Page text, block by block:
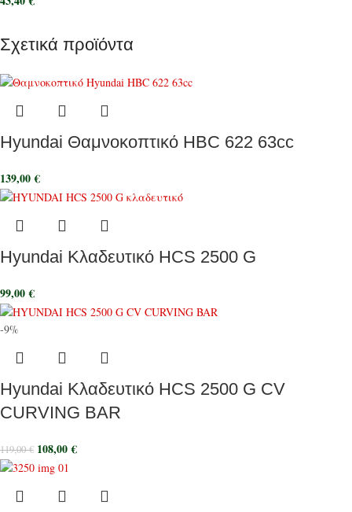
Σχετικά προϊόντα
Hyundai Θαμνοκοπτικό HBC 622 63cc
139,00€
Hyundai Κλαδευτικό HCS 2500 G
99,00€
-9%
Hyundai Κλαδευτικό HCS 2500 G CV
CURVING BAR
119,00€ 108,00€